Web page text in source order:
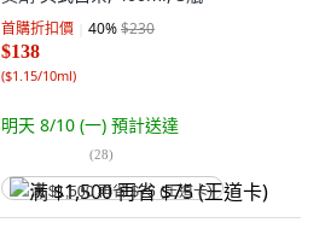
首購折扣價 40%$230
$138
($1.15/10ml)
明天 8/10 (一) 預計送達
(28)
满 $1,500 再省 $75 (王道卡)